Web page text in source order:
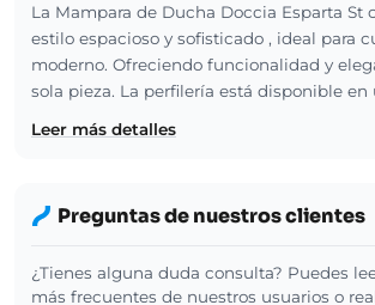
La Mampara de Ducha Doccia Esparta St
estilo espacioso y sofisticado , ideal para
moderno. Ofreciendo funcionalidad y
sola pieza. La perfilería está disponible en
Leer más detalles
Preguntas de nuestros clientes
¿Tienes alguna duda consulta? Puedes
más frecuentes de nuestros usuarios o